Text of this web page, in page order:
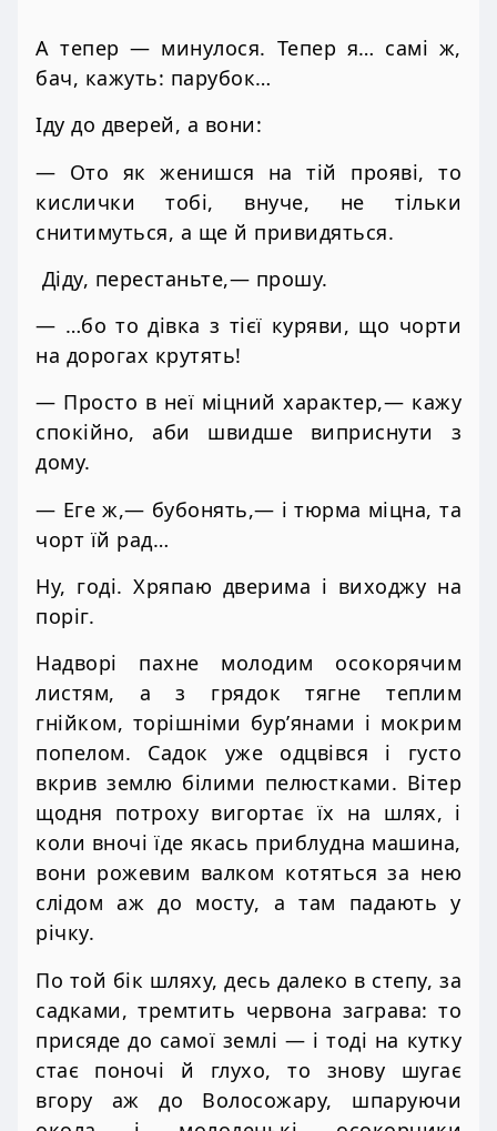
А тепер — минулося. Тепер я… самі ж,
бач, кажуть: парубок…
Іду до дверей, а вони:
— Ото як женишся на тій прояві, то
кислички тобі, внуче, не тільки
снитимуться, а ще й привидяться.
Діду, перестаньте,— прошу.
— …бо то дівка з тієї куряви, що чорти
на дорогах крутять!
— Просто в неї міцний характер,— кажу
спокійно, аби швидше виприснути з
дому.
— Еге ж,— бубонять,— і тюрма міцна, та
чорт їй рад…
Ну, годі. Хряпаю дверима і виходжу на
поріг.
Надворі пахне молодим осокорячим
листям, а з грядок тягне теплим
гнійком, торішніми бур’янами і мокрим
попелом. Садок уже одцвівся і густо
вкрив землю білими пелюстками. Вітер
щодня потроху вигортає їх на шлях, і
коли вночі їде якась приблудна машина,
вони рожевим валком котяться за нею
слідом аж до мосту, а там падають у
річку.
По той бік шляху, десь далеко в степу, за
садками, тремтить червона заграва: то
присяде до самої землі — і тоді на кутку
стає поночі й глухо, то знову шугає
вгору аж до Волосожару, шпаруючи